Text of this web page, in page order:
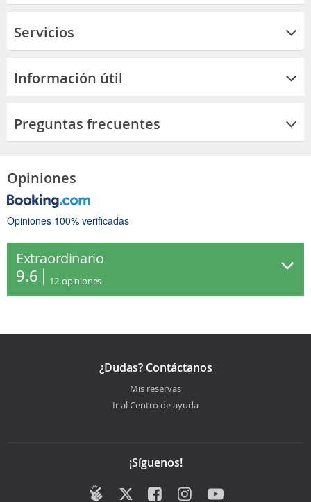
Servicios
Información útil
Preguntas frecuentes
Opiniones
Opiniones 100% verificadas
Extraordinario
9.6 12 opiniones
¿Dudas? Contáctanos
Mis reservas
Ir al Centro de ayuda
¡Síguenos!